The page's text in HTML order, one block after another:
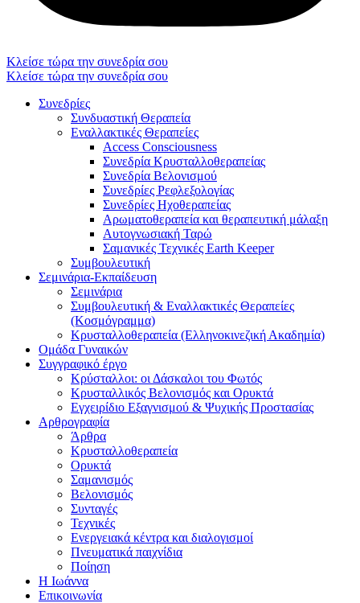
Κλείσε τώρα την συνεδρία σου
Κλείσε τώρα την συνεδρία σου
Συνεδρίες
Συνδυαστική Θεραπεία
Εναλλακτικές Θεραπείες
Access Consciousness
Συνεδρία Κρυσταλλοθεραπείας
Συνεδρία Βελονισμού
Συνεδρίες Ρεφλεξολογίας
Συνεδρίες Ηχοθεραπείας
Αρωματοθεραπεία και θεραπευτική μάλαξη
Αυτογνωσιακή Ταρώ
Σαμανικές Τεχνικές Earth Keeper
Συμβουλευτική
Σεμινάρια-Εκπαίδευση
Σεμινάρια
Συμβουλευτική & Εναλλακτικές Θεραπείες
(Κοσμόγραμμα)
Κρυσταλλοθεραπεία (Ελληνοκινεζική Ακαδημία)
Ομάδα Γυναικών
Συγγραφικό έργο
Κρύσταλλοι: οι Δάσκαλοι του Φωτός
Κρυσταλλικός Βελονισμός και Ορυκτά
Εγχειρίδιο Εξαγνισμού & Ψυχικής Προστασίας
Αρθρογραφία
Άρθρα
Κρυσταλλοθεραπεία
Ορυκτά
Σαμανισμός
Βελονισμός
Συνταγές
Τεχνικές
Ενεργειακά κέντρα και διαλογισμοί
Πνευματικά παιχνίδια
Ποίηση
Η Ιωάννα
Επικοινωνία